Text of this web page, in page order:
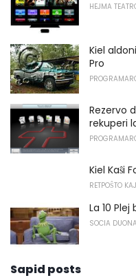
HEJMA
Kiel
Pro
Rezervo
rekuperi
Kiel Kaŝi
RETPOŜTO
La 10
SOCIA DUONA
Sapid posts